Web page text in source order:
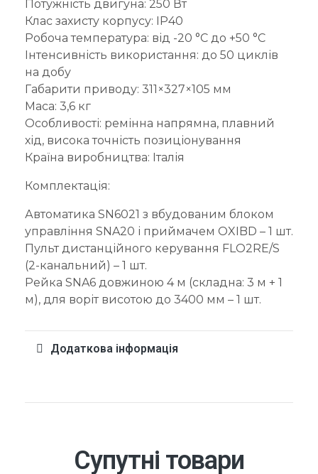
Потужність двигуна: 250 Вт
Клас захисту корпусу: IP40
Робоча температура: від -20 °C до +50 °C
Інтенсивність використання: до 50 циклів
на добу
Габарити приводу: 311×327×105 мм
Маса: 3,6 кг
Особливості: ремінна напрямна, плавний
хід, висока точність позиціонування
Країна виробництва: Італія
Комплектація:
Автоматика SN6021 з вбудованим блоком
управління SNA20 і приймачем OXIBD – 1 шт.
Пульт дистанційного керування FLO2RE/S
(2-канальний) – 1 шт.
Рейка SNA6 довжиною 4 м (складна: 3 м + 1
м), для воріт висотою до 3400 мм – 1 шт.
Додаткова інформація
Супутні товари